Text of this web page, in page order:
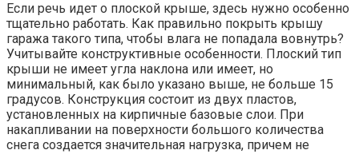
Если речь идет о плоской крыше, здесь нужно особенно
тщательно работать. Как правильно покрыть крышу
гаража такого типа, чтобы влага не попадала вовнутрь?
Учитывайте конструктивные особенности. Плоский тип
крыши не имеет угла наклона или имеет, но
минимальный, как было указано выше, не больше 15
градусов. Конструкция состоит из двух пластов,
установленных на кирпичные базовые слои. При
накапливании на поверхности большого количества
снега создается значительная нагрузка, причем не